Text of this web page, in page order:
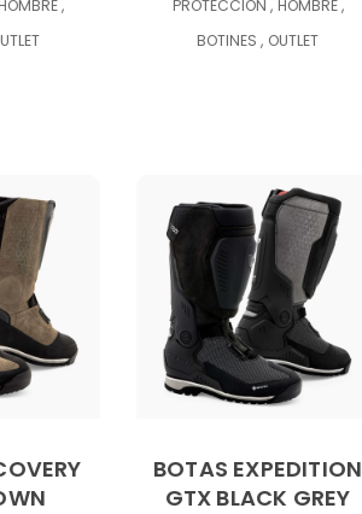
,
PROTECCIÓN , HOMBRE,
BOTINES, OUTLET
BOTAS EXPEDITION
GTX BLACK GREY